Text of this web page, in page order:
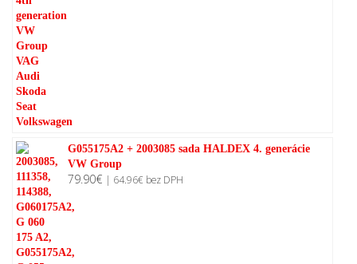
G055175A2 + 2003085 sada HALDEX 4. generácie
VW Group
79.90€ | 64.96€ bez DPH